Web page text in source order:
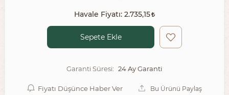
Havale Fiyatı: 2.735,15
Sepete Ekle
Garanti Süresi: 24 Ay Garanti
Fiyatı Düşünce Haber Ver Bu Ürünü Paylaş